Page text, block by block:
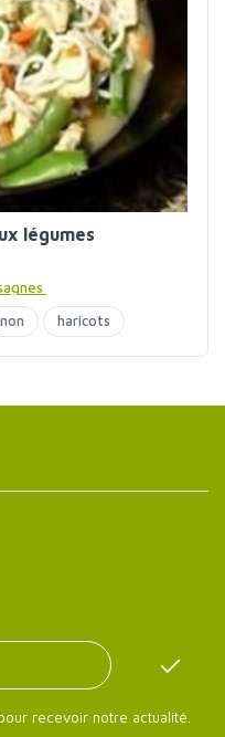
légumes
haricots
tempeh
recevoir notre actualité.